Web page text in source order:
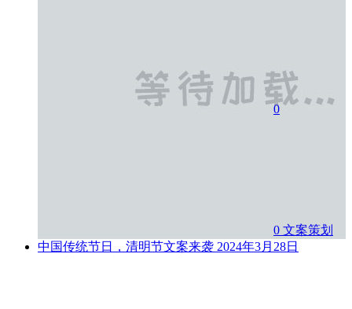
0
0 文案策划
中国传统节日，清明节文案来袭 2024年3月28日